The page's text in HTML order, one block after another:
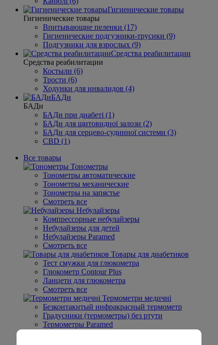
Гигиенические товары
Гигиенические товары
Впитывающие пеленки (17)
Гигиенические подгузники-трусики (9)
Подгузники для взрослых (9)
Средства реабилитации
Средства реабилитации
Костыли (6)
Трости (6)
Ходунки для инвалидов (4)
БАДи
БАДи
БАДи при диабеті (1)
БАДи для щитовидної залози (2)
БАДи для серцево-судинної системи (3)
CBD (1)
Все товары
Тонометры
Тонометры автоматические
Тонометры механические
Тонометры на запястье
Смотреть все
Небулайзеры
Компрессорные небулайзеры
Небулайзеры для детей
Небулайзеры Paramed
Смотреть все
Товары для диабетиков
Тест смужки для глюкометра
Глюкометр Contour Plus
Ланцети для глюкометра
Смотреть все
Термометри медичні
Безконтакнтый инфракрасный термометр
Градусники (термометры) без ртути
Термометры Paramed